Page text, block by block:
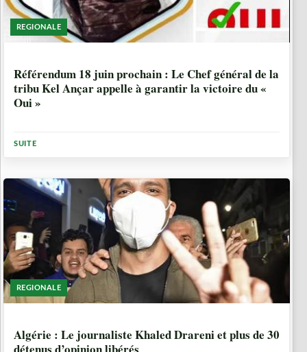
REGIONALE
Référendum 18 juin prochain : Le Chef général de la
tribu Kel Ançar appelle à garantir la victoire du «
Oui »
SUITE
REGIONALE
Algérie : Le journaliste Khaled Drareni et plus de 30